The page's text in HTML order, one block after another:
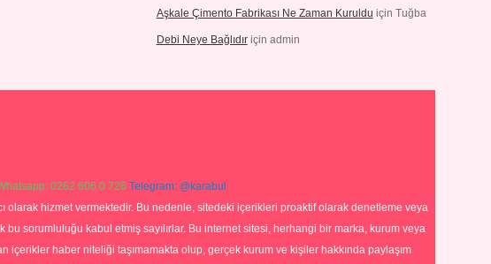
Aşkale Çimento Fabrikası Ne Zaman Kuruldu için Tuğba
Debi Neye Bağlıdıriçin admin
0262 606 0 726 Telegram: @karabul
olarak hizmet vermektedir. Bu nedenle, sitedeki içerikleri proaktif olarak denetleme veya
sorumluluğu kabul etmiş sayılırlar. Bu internet sitesi, herhangi bir marka, kurum veya
içerikler haber niteliği taşımamakta olup, gerçek kurum ve kişiler hakkında paylaşım